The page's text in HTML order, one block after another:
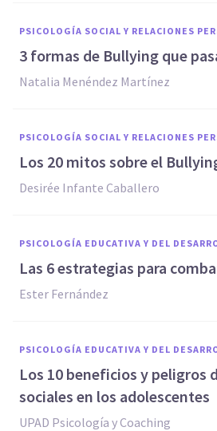
PSICOLOGÍA SOCIAL Y RELACIONES
3 formas de Bullying que
Natalia Menéndez Martínez
PSICOLOGÍA SOCIAL Y RELACIONES
Los 20 mitos sobre el
Desirée Infante Caballero
PSICOLOGÍA EDUCATIVA Y DEL
Las 6 estrategias para
Ester Fernández
PSICOLOGÍA EDUCATIVA Y DEL
Los 10 beneficios y peligros
sociales en los adolescentes
UPAD Psicología y Coaching